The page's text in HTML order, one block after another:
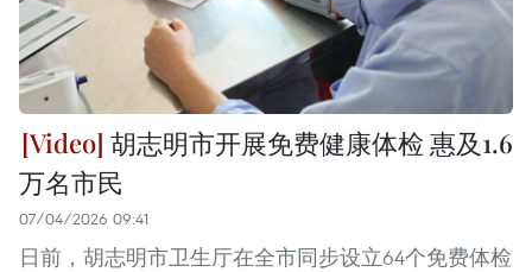
胡志明市开展免费健康体检 惠及1.6
万名市民
07/04/2026 09:41
日前，胡志明市卫生厅在全市同步设立64个免费体检